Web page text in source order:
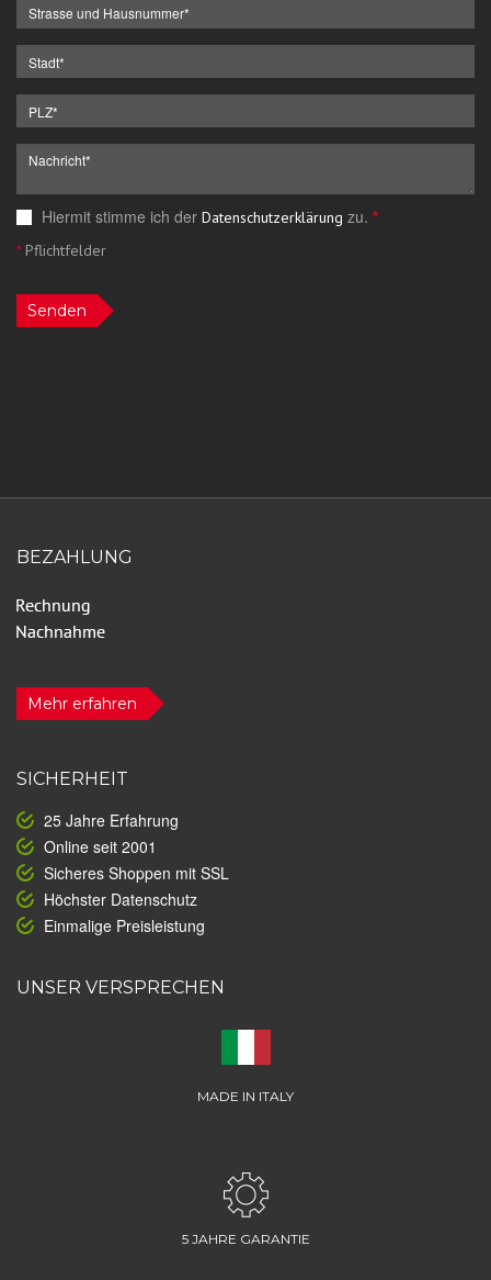
Hiermit stimme ich der Datenschutzerklärung zu. *
*Pflichtfelder
Senden
BEZAHLUNG
Mehr erfahren
SICHERHEIT
25 Jahre Erfahrung
Online seit 2001
Sicheres Shoppen mit SSL
Höchster Datenschutz
Einmalige Preisleistung
UNSER VERSPRECHEN
MADE IN ITALY
5 JAHRE GARANTIE